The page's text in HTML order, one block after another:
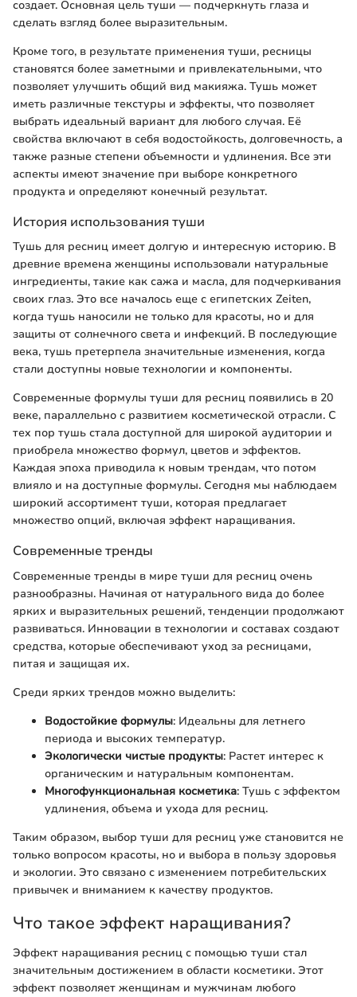
создает. Основная цель туши — подчеркнуть глаза и
сделать взгляд более выразительным.
Кроме того, в результате применения туши, ресницы
становятся более заметными и привлекательными, что
позволяет улучшить общий вид макияжа. Тушь может
иметь различные текстуры и эффекты, что позволяет
выбрать идеальный вариант для любого случая. Её
свойства включают в себя водостойкость, долговечность, а
также разные степени объемности и удлинения. Все эти
аспекты имеют значение при выборе конкретного
продукта и определяют конечный результат.
История использования туши
Тушь для ресниц имеет долгую и интересную историю. В
древние времена женщины использовали натуральные
ингредиенты, такие как сажа и масла, для подчеркивания
своих глаз. Это все началось еще с египетских Zeiten,
когда тушь наносили не только для красоты, но и для
защиты от солнечного света и инфекций. В последующие
века, тушь претерпела значительные изменения, когда
стали доступны новые технологии и компоненты.
Современные формулы туши для ресниц появились в 20
веке, параллельно с развитием косметической отрасли. С
тех пор тушь стала доступной для широкой аудитории и
приобрела множество формул, цветов и эффектов.
Каждая эпоха приводила к новым трендам, что потом
влияло и на доступные формулы. Сегодня мы наблюдаем
широкий ассортимент туши, которая предлагает
множество опций, включая эффект наращивания.
Современные тренды
Современные тренды в мире туши для ресниц очень
разнообразны. Начиная от натурального вида до более
ярких и выразительных решений, тенденции продолжают
развиваться. Инновации в технологии и составах создают
средства, которые обеспечивают уход за ресницами,
питая и защищая их.
Среди ярких трендов можно выделить:
Водостойкие формулы: Идеальны для летнего
периода и высоких температур.
Экологически чистые продукты: Растет интерес к
органическим и натуральным компонентам.
Многофункциональная косметика: Тушь с эффектом
удлинения, объема и ухода для ресниц.
Таким образом, выбор туши для ресниц уже становится не
только вопросом красоты, но и выбора в пользу здоровья
и экологии. Это связано с изменением потребительских
привычек и вниманием к качеству продуктов.
Что такое эффект наращивания?
Эффект наращивания ресниц с помощью туши стал
значительным достижением в области косметики. Этот
эффект позволяет женщинам и мужчинам любого